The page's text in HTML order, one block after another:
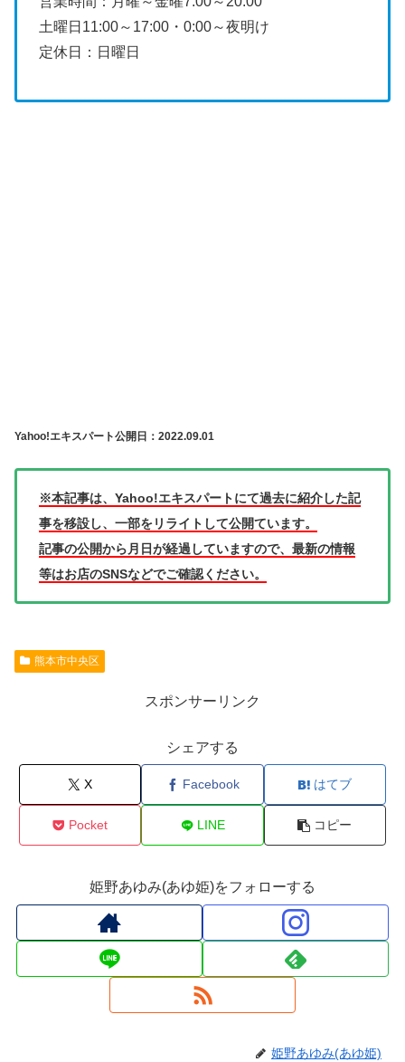
土曜日11:00～17:00・0:00～夜明け
定休日：日曜日
Yahoo!エキスパート公開日：2022.09.01
※本記事は、Yahoo!エキスパートにて過去に紹介した記
事を移設し、一部をリライトして公開ています。
記事の公開から月日が経過していますので、最新の情報
等はお店のSNSなどでご確認ください。
熊本市中央区
スポンサーリンク
シェアする
X Facebook はてブ
Pocket LINE コピー
姫野あゆみ(あゆ姫)をフォローする
姫野あゆみ(あゆ姫)